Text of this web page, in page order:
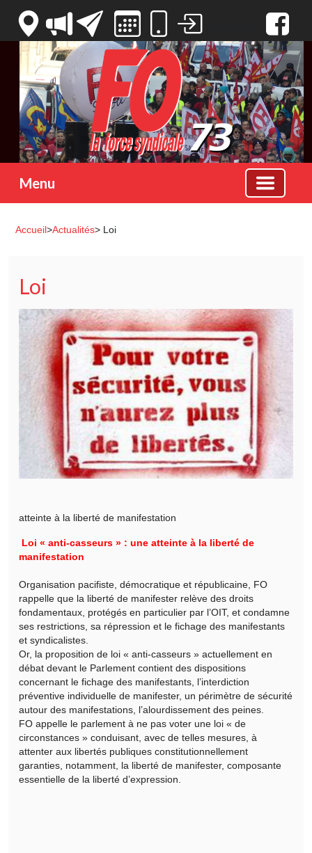
Menu
Accueil>Actualités> Loi
Loi
atteinte à la liberté de manifestation
Loi « anti-casseurs » : une atteinte à la liberté de
manifestation
Organisation pacifiste, démocratique et républicaine, FO
rappelle que la liberté de manifester relève des droits
fondamentaux, protégés en particulier par l’OIT, et condamne
ses restrictions, sa répression et le fichage des manifestants
et syndicalistes.
Or, la proposition de loi « anti-casseurs » actuellement en
débat devant le Parlement contient des dispositions
concernant le fichage des manifestants, l’interdiction
préventive individuelle de manifester, un périmètre de sécurité
autour des manifestations, l’alourdissement des peines.
FO appelle le parlement à ne pas voter une loi « de
circonstances » conduisant, avec de telles mesures, à
attenter aux libertés publiques constitutionnellement
garanties, notamment, la liberté de manifester, composante
essentielle de la liberté d’expression.